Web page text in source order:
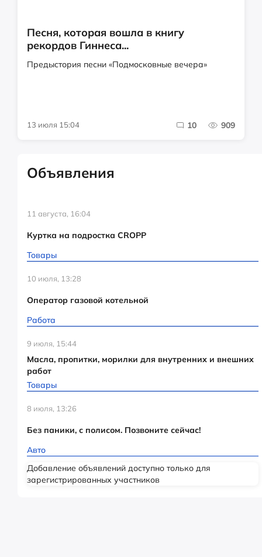
Песня, которая вошла в книгу
рекордов Гиннеса...
Предыстория песни «Подмосковные вечера»
13 июля 15:04 10 909
Объявления
11 августа, 16:04
Куртка на подростка CROPP
Товары
10 июля, 13:28
Оператор газовой котельной
Работа
9 июля, 15:44
Масла, пропитки, морилки для внутренних и внешних
работ
Товары
8 июля, 13:26
Без паники, с полисом. Позвоните сейчас!
Авто
Добавление объявлений доступно только для
зарегистрированных участников